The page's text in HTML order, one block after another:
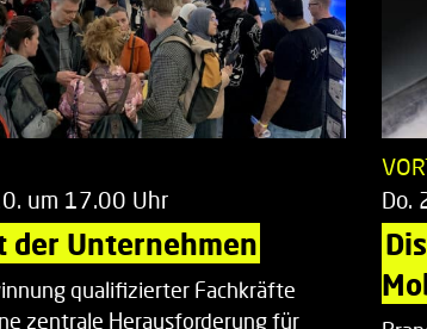
um 17.00 Uhr
der Unternehmen
qualifizierter Fachkräfte
zentrale Herausforderung für
Do.